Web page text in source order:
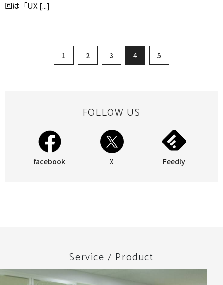
回は「UX [...]
1 2 3 4 5
FOLLOW US
facebook X Feedly
Service / Product